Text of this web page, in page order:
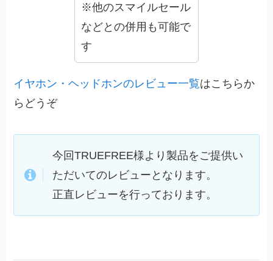
※他のスマイルセール
などとの併用も可能で
す
イヤホン・ヘッドホンのレビュー一覧はこちらか
らどうぞ
今回TRUEFREE様より製品をご提供い
ただいてのレビューとなります。
正直レビューを行っております。